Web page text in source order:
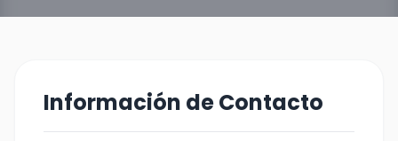
Información de Contacto